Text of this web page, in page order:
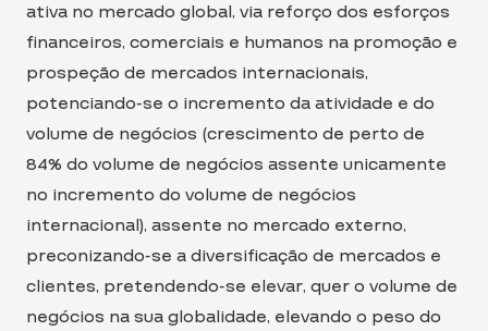
ativa no mercado global, via reforço dos esforços
financeiros, comerciais e humanos na promoção e
prospeção de mercados internacionais,
potenciando-se o incremento da atividade e do
volume de negócios (crescimento de perto de
84% do volume de negócios assente unicamente
no incremento do volume de negócios
internacional), assente no mercado externo,
preconizando-se a diversificação de mercados e
clientes, pretendendo-se elevar, quer o volume de
negócios na sua globalidade, elevando o peso do